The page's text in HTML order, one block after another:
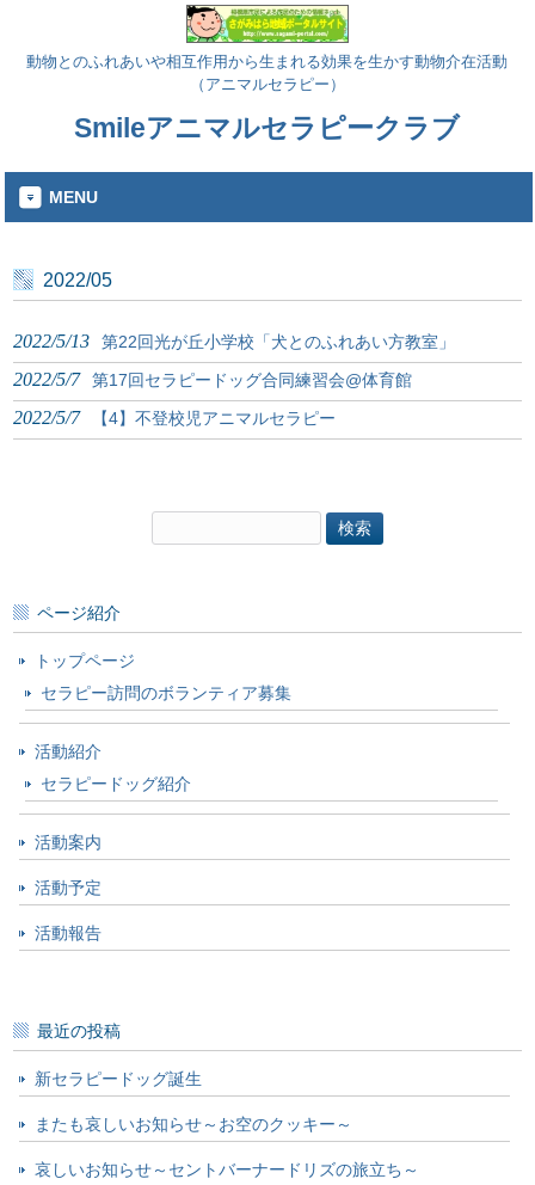
動物とのふれあいや相互作用から生まれる効果を生かす動物介在活動
（アニマルセラピー）
Smileアニマルセラピークラブ
MENU
2022/05
2022/5/13 第22回光が丘小学校「犬とのふれあい方教室」
2022/5/7 第17回セラピードッグ合同練習会@体育館
2022/5/7 【4】不登校児アニマルセラピー
索:
ページ紹介
トップページ
セラピー訪問のボランティア募集
活動紹介
セラピードッグ紹介
活動案内
活動予定
活動報告
最近の投稿
新セラピードッグ誕生
またも哀しいお知らせ～お空のクッキー～
哀しいお知らせ～セントバーナードリズの旅立ち～